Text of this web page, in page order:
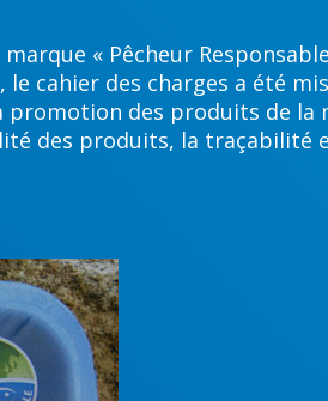
« Pêcheur
cahier des charges a été
promotion des produits de la
des produits, la traçabilité